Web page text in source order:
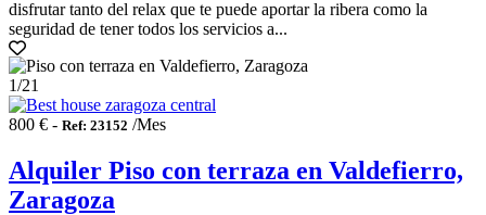
disfrutar tanto del relax que te puede aportar la ribera como la
seguridad de tener todos los servicios a...
1/21
800 € - Ref: 23152 /Mes
Alquiler Piso con terraza en Valdefierro,
Zaragoza